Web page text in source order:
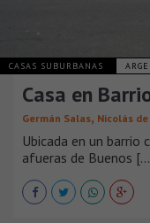
CASAS SUBURBANAS
Casa en
Germán Salas, Nicolás
Ubicada en un barrio
afueras de Buenos